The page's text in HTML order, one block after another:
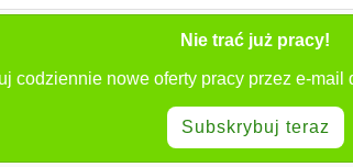
Nie trać już pracy!
codziennie nowe oferty pracy przez e-
Subskrybuj teraz